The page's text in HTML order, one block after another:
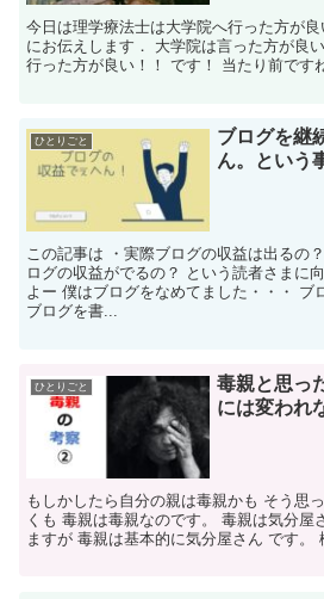
今日は理学療法士は大学院へ行った方が
にお伝えします． 大学院は言った方が良
行った方が良い！！ です！ 当たり前です
ひとりごと
ブログを継
ん。という
この記事は ・実際ブログの収益は出るの
ログの収益がでるの？ という読者さまに
よー 僕はブログをなめてました・・・ ブ
ブログを書...
ひとりごと
毒親と思っ
には変われ
もしかしたら自分の親は毒親かも そう思
くも 毒親は毒親なのです。 毒親は気分屋
ますが 毒親は基本的に気分屋さん です。